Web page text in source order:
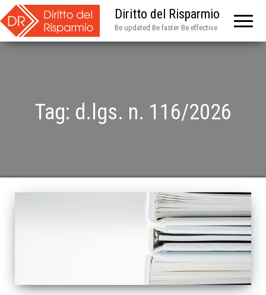
Diritto del Risparmio
Be updated Be faster Be effective
Tag: d.lgs. n. 116/2026